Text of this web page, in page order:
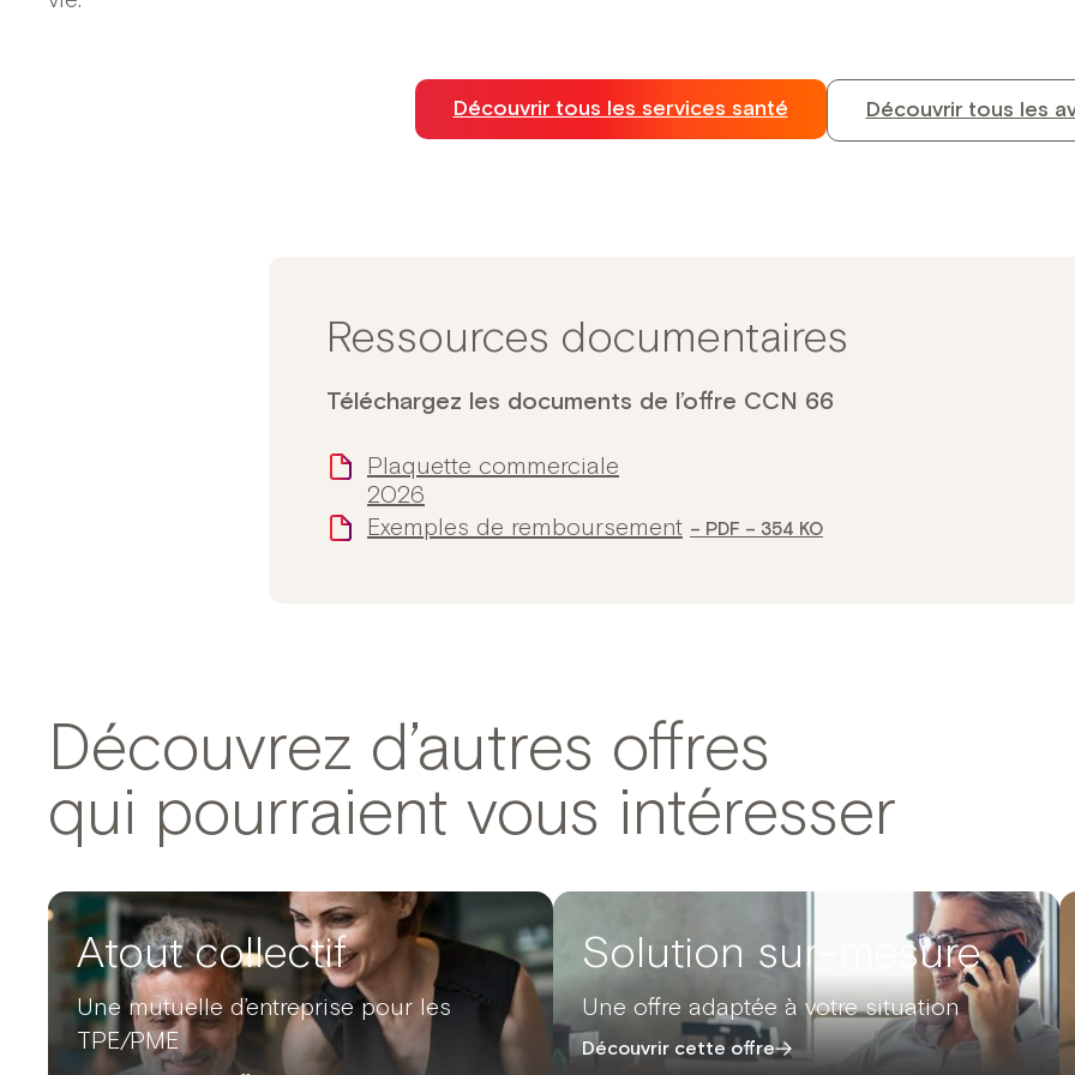
Découvrir tous les services santé Découvrir tous les
Ressources documentaires
Téléchargez les documents de l’offre CCN 66
Plaquette commerciale
2026
Exemples de remboursement
PDF – 354 KO
Découvrez d’autres offres
qui pourraient vous intéresser
Atout collectif
Une mutuelle d’entreprise pour les
TPE/PME
Solution sur-mesure
Une offre adaptée à votre situation
Découvrir cette offre